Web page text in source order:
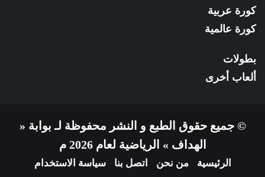
كورة عربية
كورة عالمية
بطولات
ألعاب أخرى
© جميع حقوق الطبع و النشر محفوظة لـ بوابة «
الهداف » الرياضية لعام 2026 م
الرئيسية من نحن اتصل بنا
سياسة الاستخدام